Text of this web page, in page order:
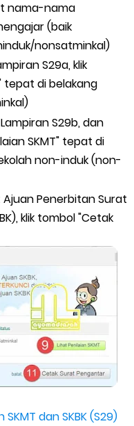
nama-nama
(baik
nonsatminkal)
S29a, klik
tepat di belakang
S29b, dan
SKMT" tepat di
non-induk (non-
Penerbitan Surat
klik tombol "Cetak
dan SKBK (S29)